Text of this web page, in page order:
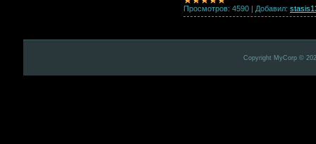
Просмотров: 4590 | Добавил:
Copyright MyCorp ©